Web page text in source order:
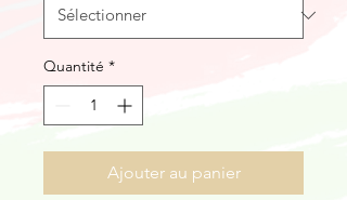
Quantité *
Ajouter au panier